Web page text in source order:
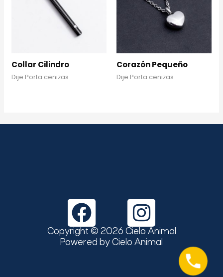
Collar Cilindro
Dije Porta cenizas
Corazón Pequeño
Dije Porta cenizas
F
a
c
I
n
s
Copyright © 2026 Cielo Animal
Powered by Cielo Animal